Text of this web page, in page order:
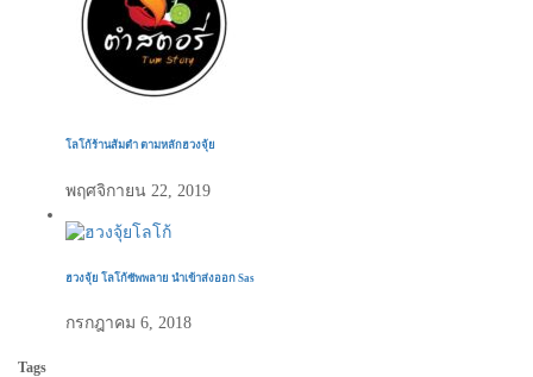
โลโก้ร้านส้มตำ ตามหลักฮวงจุ้ย
พฤศจิกายน 22, 2019
ฮวงจุ้ย โลโก้ซัพพลาย นำเข้าส่งออก Sas
กรกฎาคม 6, 2018
Tags